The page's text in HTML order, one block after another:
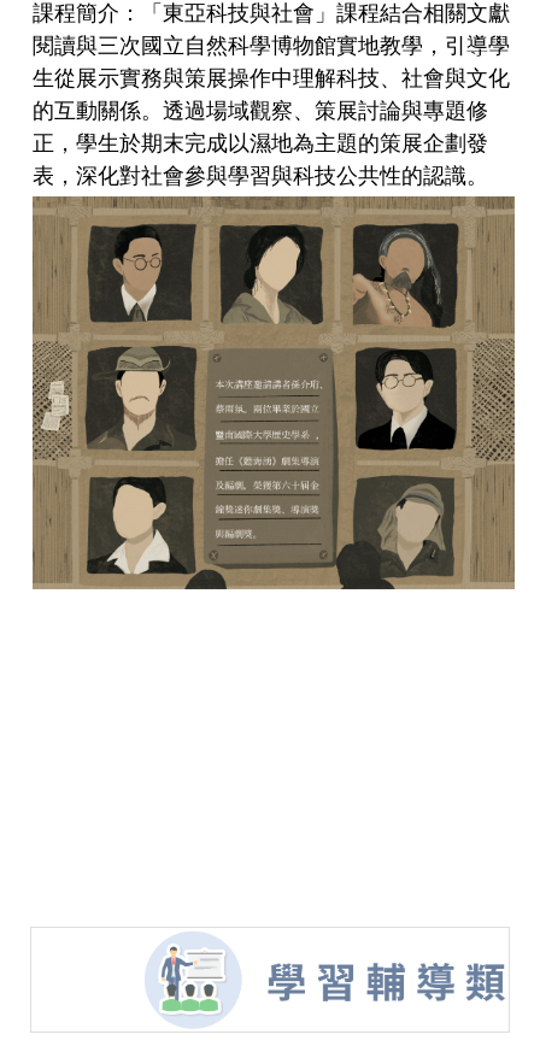
課程簡介：「東亞科技與社會」課程結合相關文獻
閱讀與三次國立自然科學博物館實地教學，引導學
生從展示實務與策展操作中理解科技、社會與文化
的互動關係。透過場域觀察、策展討論與專題修
正，學生於期末完成以濕地為主題的策展企劃發
表，深化對社會參與學習與科技公共性的認識。